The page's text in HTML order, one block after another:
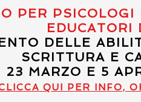
PER
EDUCATORI
DELLE
SCRITTURA E
23 MARZO E 5
QUI PER INFO,